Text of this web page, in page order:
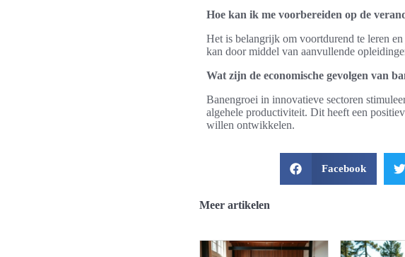
Hoe kan ik me voorbereiden op de
Het is belangrijk om voortdurend te leren
kan door middel van aanvullende
Wat zijn de economische gevolgen van
Banengroei in innovatieve sectoren
algehele productiviteit. Dit heeft een
willen ontwikkelen.
Facebook
Meer artikelen